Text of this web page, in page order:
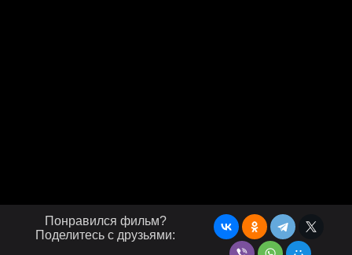
Понравился фильм?
Поделитесь с друзьями: